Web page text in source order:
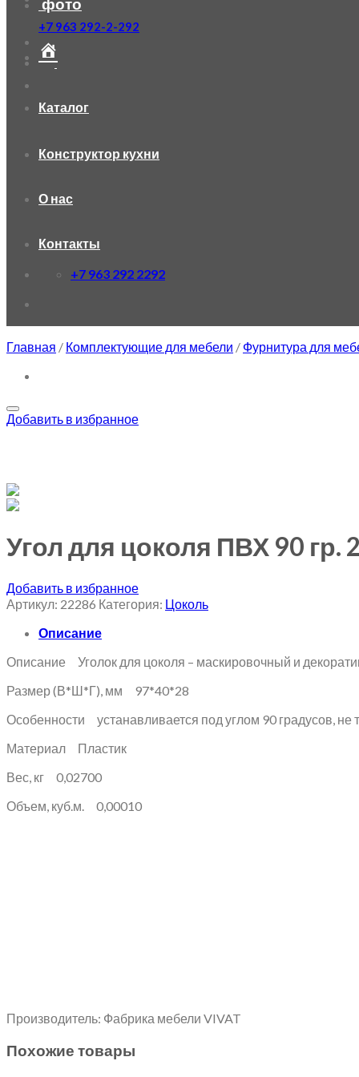
+7 963 292-2-292
Каталог
Конструктор кухни
О нас
Контакты
+7 963 292 2292
Главная / Комплектующие для мебели / Фурнитура для
Добавить в избранное
Угол для цоколя ПВХ 90 гр.
Добавить в избранное
Артикул: 22286 Категория: Цоколь
Описание
Описание Уголок для цоколя – маскировочный и
Размер (В*Ш*Г), мм 97*40*28
Особенности устанавливается под углом 90 градусов, не
Материал Пластик
Вес, кг 0,02700
Объем, куб.м. 0,00010
Производитель: Фабрика мебели VIVAT
Похожие товары